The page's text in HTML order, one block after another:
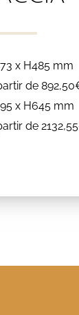
x H485 mm
de
x H645 mm
de